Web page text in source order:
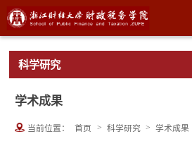
科学研究
学术成果
当前位置： 首页 > 科学研究 > 学术成果